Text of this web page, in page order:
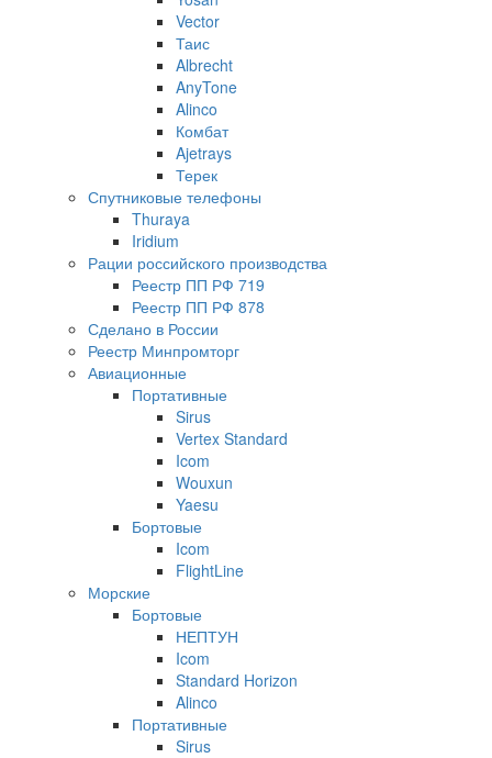
Vector
Таис
Albrecht
AnyTone
Alinco
Комбат
Ajetrays
Терек
Спутниковые телефоны
Thuraya
Iridium
Рации российского производства
Реестр ПП РФ 719
Реестр ПП РФ 878
Сделано в России
Реестр Минпромторг
Авиационные
Портативные
Sirus
Vertex Standard
Icom
Wouxun
Yaesu
Бортовые
Icom
FlightLine
Морские
Бортовые
НЕПТУН
Icom
Standard Horizon
Alinco
Портативные
Sirus